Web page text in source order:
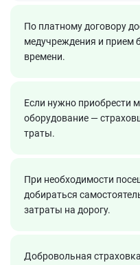
По платному договору
медучреждения и прием
времени.
Если нужно приобрести
оборудование —
траты.
При необходимости
добираться
затраты на дорогу.
Добровольная